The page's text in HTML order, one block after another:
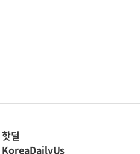
핫딜
KoreaDailyUs